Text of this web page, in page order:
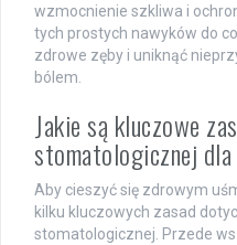
wzmocnienie szkliwa i
tych prostych nawyków do
zdrowe zęby i uniknąć
bólem.
Jakie są kluczowe
stomatologicznej
Aby cieszyć się zdrowym
kilku kluczowych zasad
stomatologicznej. Przede